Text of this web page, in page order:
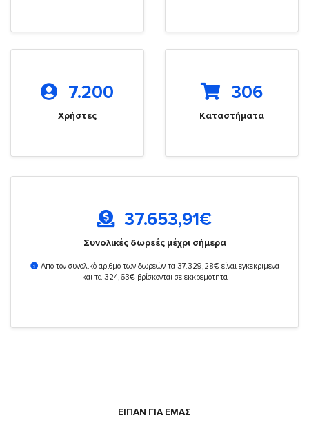
7.200
Χρήστες
306
Καταστήματα
37.653,91€
Συνολικές δωρεές μέχρι σήμερα
Από τον συνολικό αριθμό των δωρεών τα 37.329,28€ είναι εγκεκριμένα
και τα 324,63€ βρίσκονται σε εκκρεμότητα
ΕΙΠΑΝ ΓΙΑ ΕΜΑΣ